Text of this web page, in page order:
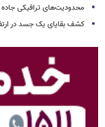
محدودیت‌های ترافیکی
کشف بقایای یک جسد در